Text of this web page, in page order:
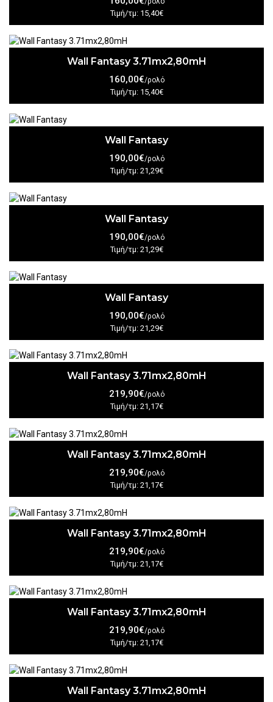
Τιμή/τμ: 15,40€
Wall Fantasy 3.71mx2,80mH
160,00€/ρολό
Τιμή/τμ: 15,40€
Wall Fantasy
190,00€/ρολό
Τιμή/τμ: 21,29€
Wall Fantasy
190,00€/ρολό
Τιμή/τμ: 21,29€
Wall Fantasy
190,00€/ρολό
Τιμή/τμ: 21,29€
Wall Fantasy 3.71mx2,80mH
219,90€/ρολό
Τιμή/τμ: 21,17€
Wall Fantasy 3.71mx2,80mH
219,90€/ρολό
Τιμή/τμ: 21,17€
Wall Fantasy 3.71mx2,80mH
219,90€/ρολό
Τιμή/τμ: 21,17€
Wall Fantasy 3.71mx2,80mH
219,90€/ρολό
Τιμή/τμ: 21,17€
Wall Fantasy 3.71mx2,80mH